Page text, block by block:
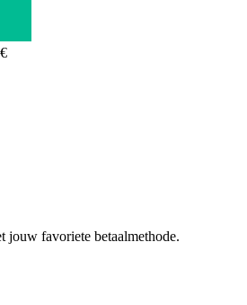
jouw favoriete betaalmethode.